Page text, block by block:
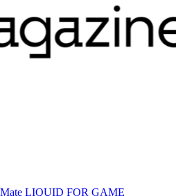
LIQUID FOR GAME